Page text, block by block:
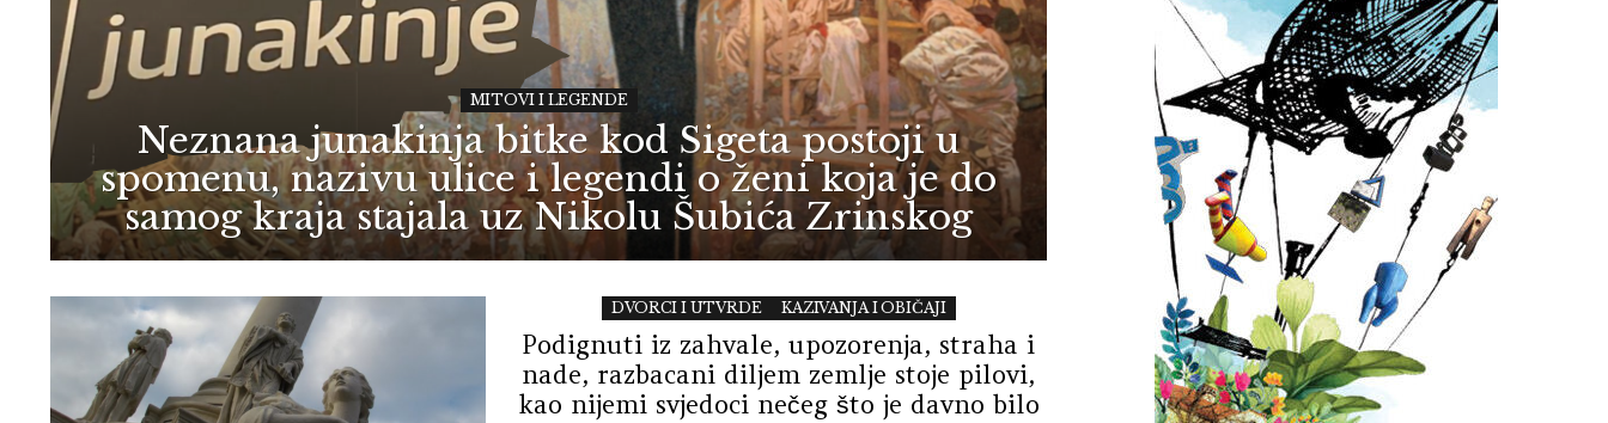
MITOVI I LEGENDE
Neznana junakinja bitke kod Sigeta postoji u
spomenu, nazivu ulice i legendi o ženi koja je do
samog kraja stajala uz Nikolu Šubića Zrinskog
DVORCI I UTVRDE KAZIVANJA I OBIČAJI
Podignuti iz zahvale, upozorenja, straha i
nade, razbacani diljem zemlje stoje pilovi,
kao nijemi svjedoci nečeg što je davno bilo